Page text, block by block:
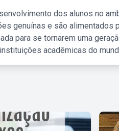
dos alunos no
genuínas e são alimentados
para se tornarem uma
acadêmicas do